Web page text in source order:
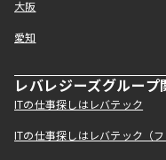
大阪
愛知
レバレジーズグルー
ITの仕事探しはレバテック
ITの仕事探しはレバテック（